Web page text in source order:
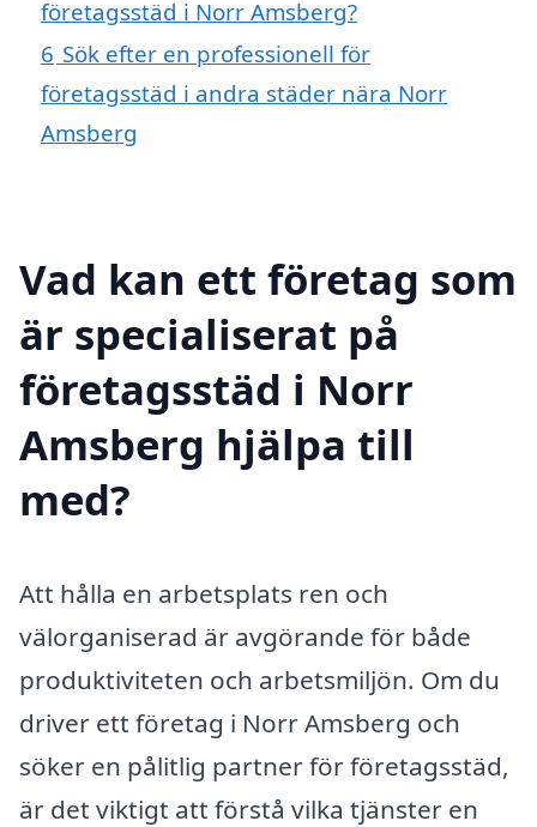
företagsstäd i Norr Amsberg?
6 Sök efter en professionell för
företagsstäd i andra städer nära Norr
Amsberg
Vad kan ett företag som
är specialiserat på
företagsstäd i Norr
Amsberg hjälpa till
med?
Att hålla en arbetsplats ren och
välorganiserad är avgörande för både
produktiviteten och arbetsmiljön. Om du
driver ett företag i Norr Amsberg och
söker en pålitlig partner för företagsstäd,
är det viktigt att förstå vilka tjänster en